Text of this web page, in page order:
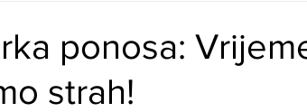
ponosa:
strah!